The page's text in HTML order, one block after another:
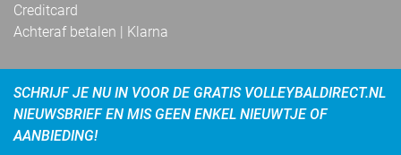
Creditcard
Achteraf betalen | Klarna
SCHRIJF JE NU IN VOOR DE GRATIS VOLLEYBALDIRECT.NL
NIEUWSBRIEF EN MIS GEEN ENKEL NIEUWTJE OF
AANBIEDING!